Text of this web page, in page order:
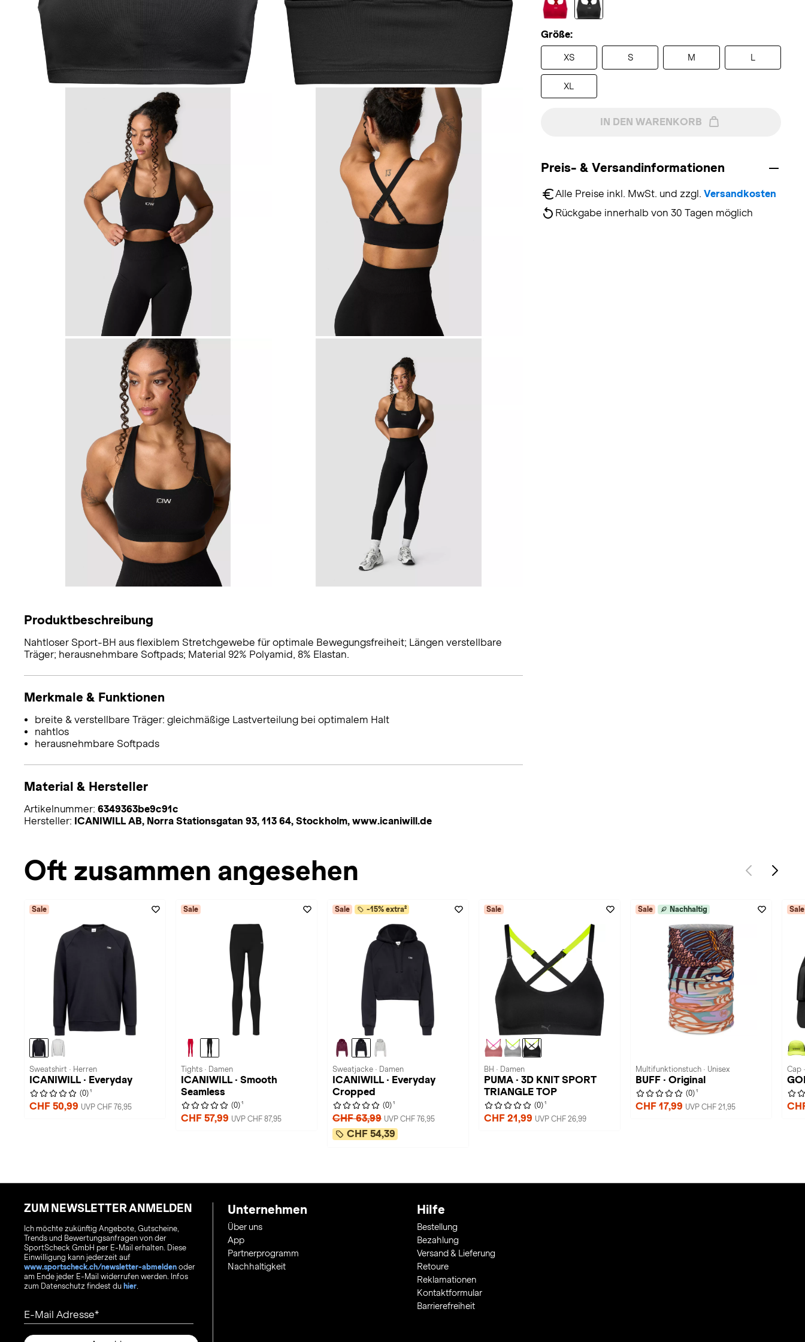
Größe:
XS S M
XL
IN DEN WARENKORB
Preis- & Versandinformationen
Alle Preise inkl. MwSt. und zzgl. Versandkosten
Rückgabe innerhalb von 30 Tagen möglich
Produktbeschreibung
Nahtloser Sport-BH aus flexiblem Stretchgewebe für optimale Bewegungsfreiheit; Längen verstellbare
Träger; herausnehmbare Softpads; Material 92% Polyamid, 8% Elastan.
Merkmale & Funktionen
breite & verstellbare Träger: gleichmäßige Lastverteilung bei optimalem Halt
nahtlos
herausnehmbare Softpads
Material & Hersteller
Artikelnummer: 6349363be9c91c
Hersteller: ICANIWILL AB, Norra Stationsgatan 93, 113 64, Stockholm, www.icaniwill.de
Oft zusammen angesehen
Sale
Sweatshirt · Herren
ICANIWILL · Everyday
(0) 1
CHF 50,99 UVP CHF 76,95
Sale
Tights · Damen
ICANIWILL · Smooth
Seamless
(0) 1
CHF 57,99 UVP CHF 87,95
Sale -15% extra²
Sweatjacke · Damen
ICANIWILL · Everyday
Cropped
(0) 1
CHF 63,99 UVP CHF 76,95
CHF 54,39
Sale
BH · Damen
PUMA · 3D KNIT SPORT
TRIANGLE TOP
(0) 1
CHF 21,99 UVP CHF 26,99
Sale Nachhaltig
Multifunktionstuch · Unisex
BUFF · Original
(0) 1
CHF 17,99 UVP CHF 21,95
Sale
Cap
ZUM NEWSLETTER ANMELDEN
Ich möchte zukünftig Angebote, Gutscheine,
Trends und Bewertungsanfragen von der
SportScheck GmbH per E-Mail erhalten. Diese
Einwilligung kann jederzeit auf
www.sportscheck.ch/newsletter-abmelden oder
am Ende jeder E-Mail widerrufen werden. Infos
zum Datenschutz findest du hier.
E-Mail Adresse
Unternehmen
Über uns
App
Partnerprogramm
Nachhaltigkeit
Hilfe
Bestellung
Bezahlung
Versand & Lieferung
Retoure
Reklamationen
Kontaktformular
Barrierefreiheit